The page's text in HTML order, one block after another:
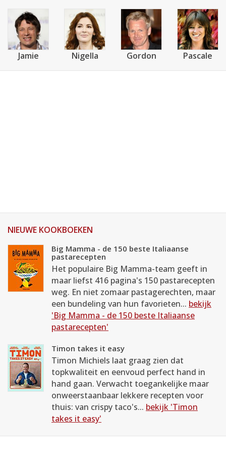
Jamie Nigella Gordon Pascale
NIEUWE KOOKBOEKEN
Big Mamma - de 150 beste Italiaanse
pastarecepten
Het populaire Big Mamma-team geeft in
maar liefst 416 pagina's 150 pastarecepten
weg. En niet zomaar pastagerechten, maar
een bundeling van hun favorieten... bekijk
'Big Mamma - de 150 beste Italiaanse
pastarecepten'
Timon takes it easy
Timon Michiels laat graag zien dat
topkwaliteit en eenvoud perfect hand in
hand gaan. Verwacht toegankelijke maar
onweerstaanbaar lekkere recepten voor
thuis: van crispy taco's... bekijk 'Timon
takes it easy'